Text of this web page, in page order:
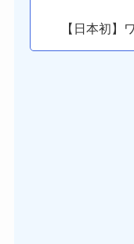
【日本初】